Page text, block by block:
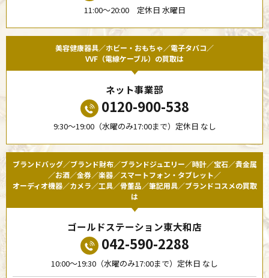
11:00〜20:00 定休日 水曜日
美容健康器具／ホビー・おもちゃ／電子タバコ／
VVF（電線ケーブル）の買取は
ネット事業部
0120-900-538
9:30〜19:00（水曜のみ17:00まで）定休日 なし
ブランドバッグ／ブランド財布／ブランドジュエリー／時計／宝石／貴金属
／お酒／金券／楽器／スマートフォン・タブレット／
オーディオ機器／カメラ／工具／骨董品／筆記用具／ブランドコスメの買取
は
ゴールドステーション東大和店
042-590-2288
10:00〜19:30（水曜のみ17:00まで）定休日 なし